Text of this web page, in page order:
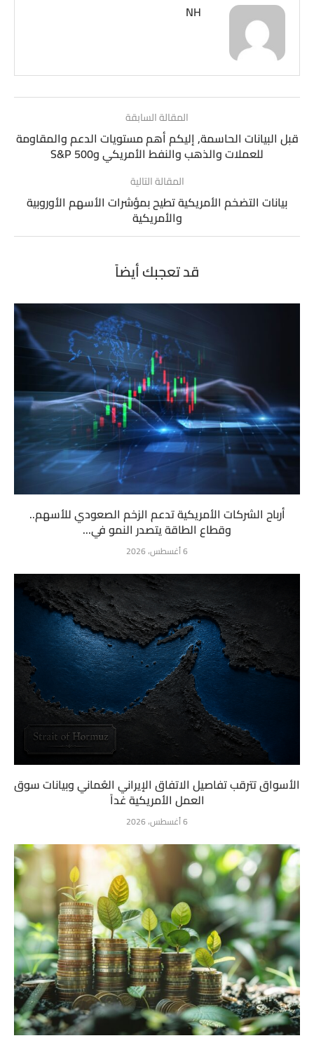
NH
المقالة السابقة
قبل البيانات الحاسمة, إليكم أهم مستويات الدعم والمقاومة
للعملات والذهب والنفط الأمريكي وS&P 500
المقالة التالية
بيانات التضخم الأمريكية تطيح بمؤشرات الأسهم الأوروبية
والأمريكية
قد تعجبك أيضاً
أرباح الشركات الأمريكية تدعم الزخم الصعودي للأسهم..
وقطاع الطاقة يتصدر النمو في...
6 أغسطس، 2026
الأسواق تترقب تفاصيل الاتفاق الإيراني العُماني وبيانات سوق
العمل الأمريكية غداً
6 أغسطس، 2026